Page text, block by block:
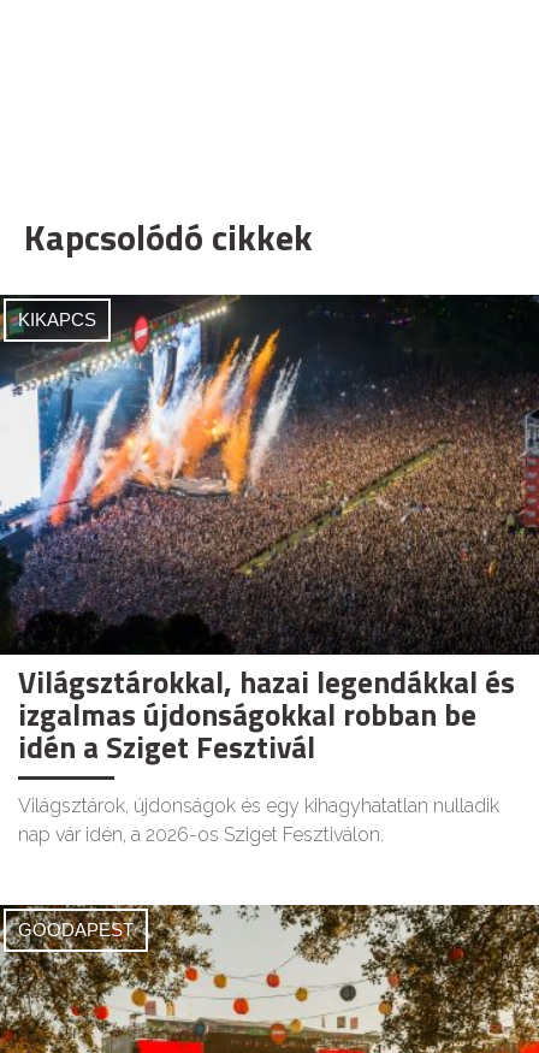
Kapcsolódó cikkek
KIKAPCS
Világsztárokkal, hazai legendákkal és
izgalmas újdonságokkal robban be
idén a Sziget Fesztivál
Világsztárok, újdonságok és egy kihagyhatatlan nulladik
nap vár idén, a 2026-os Sziget Fesztiválon.
GOODAPEST